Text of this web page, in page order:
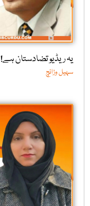
یہ ریڈیو تضادستان ہے!
سہیل وڑائچ